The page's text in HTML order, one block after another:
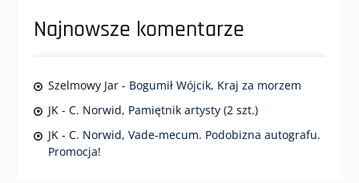
Najnowsze komentarze
Szelmowy Jar- Bogumił Wójcik, Kraj za morzem
JK- C. Norwid, Pamiętnik artysty (2 szt.)
JK- C. Norwid, Vade-mecum. Podobizna autografu.
Promocja!